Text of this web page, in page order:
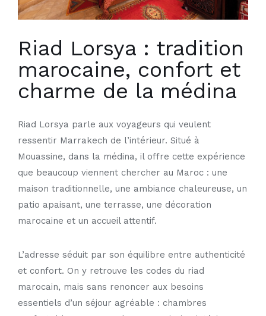
Riad Lorsya : tradition
marocaine, confort et
charme de la médina
Riad Lorsya parle aux voyageurs qui veulent
ressentir Marrakech de l’intérieur. Situé à
Mouassine, dans la médina, il offre cette expérience
que beaucoup viennent chercher au Maroc : une
maison traditionnelle, une ambiance chaleureuse, un
patio apaisant, une terrasse, une décoration
marocaine et un accueil attentif.
L’adresse séduit par son équilibre entre authenticité
et confort. On y retrouve les codes du riad
marocain, mais sans renoncer aux besoins
essentiels d’un séjour agréable : chambres